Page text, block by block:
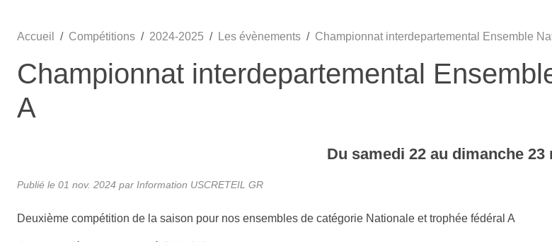
Accueil Compétitions 2024-2025 Les évènements Championnat interdepartemental Ensemble
Championnat interdepartemental
A
Du samedi 22au dimanche 23
Publié le 01 nov. 2024 par Information USCRETEIL GR
Deuxième compétition de la saison pour nos ensembles de catégorie Nationale et trophée fédéral A